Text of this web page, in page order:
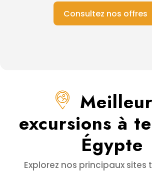
Consultez nos offres
excursions à
Égypte
Explorez nos principaux sites